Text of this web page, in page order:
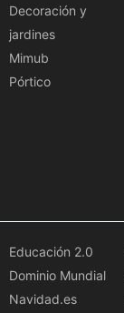
Decoración y
jardines
Mimub
Pórtico
Educación 2.0
Dominio Mundial
Navidad.es